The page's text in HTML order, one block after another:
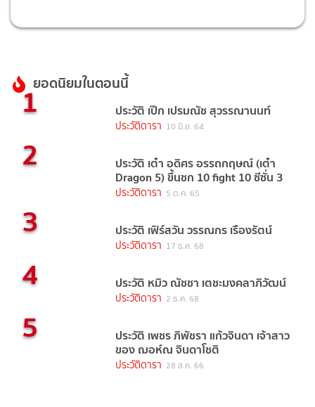
ยอดนิยมในตอนนี้
1 ประวัติ เป๊ก เปรมณัช สุวรรณานนท์
ประวัติดารา 10 มิ.ย. 64
2 ประวัติ เต๋า อดิศร อรรถกฤษณ์ (เต๋า
Dragon 5) ขึ้นชก 10 fight 10 ซีซั่น 3
ประวัติดารา 5 ต.ค. 65
3 ประวัติ เฟิร์สวัน วรรณกร เรืองรัตน์
ประวัติดารา 17 ธ.ค. 68
4 ประวัติ หมิว ณัชชา เตชะมงคลาภิวัฒน์
ประวัติดารา 2 ธ.ค. 68
5 ประวัติ เพชร ภิพัชรา แก้วจินดา เจ้าสาว
ของ ฌอห์ณ จินดาโชติ
ประวัติดารา 28 ส.ค. 66